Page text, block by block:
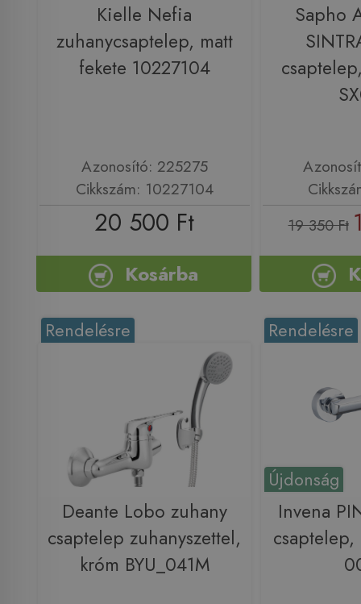
Kielle Nefia
zuhanycsaptelep, matt
fekete 10227104
Azonosító: 225275
Cikkszám: 10227104
20 500 Ft
Kosárba
Sapho
19 350 Ft
Rendelésre
Deante Lobo zuhany
csaptelep zuhanyszettel,
króm BYU_041M
Újdonság
Rendelésre
Invena